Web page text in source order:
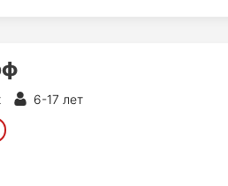
6-17 лет